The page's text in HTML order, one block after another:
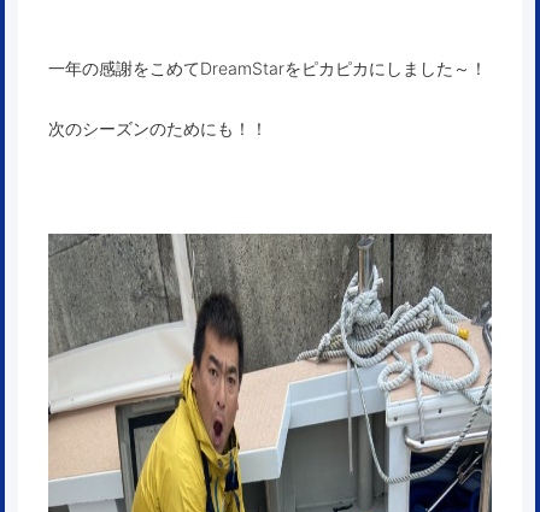
一年の感謝をこめてDreamStarをピカピカにしました～！
次のシーズンのためにも！！